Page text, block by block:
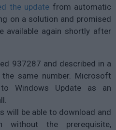
the update from automatic
on a solution and promised
available again shortly after
937287 and described in a
same number. Microsoft
Windows Update as an
will be able to download and
without the prerequisite,